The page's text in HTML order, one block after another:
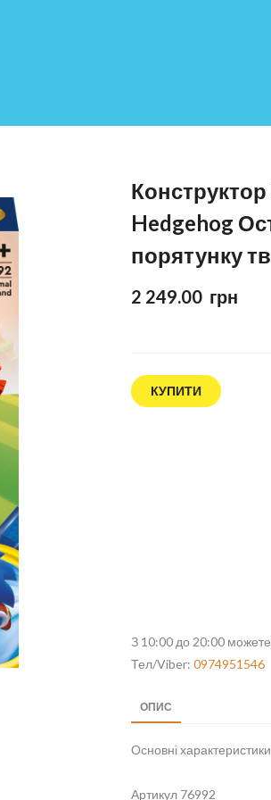
Конструктор
Hedgehog
порятунку
2 249.00  грн
КУПИТИ
З 10:00 до 20:00
Тел/Viber: 0974951546
ОПИС
Основні характеристики
Артикул 76992